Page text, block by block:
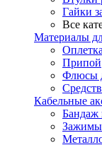
Гайки
Все
Материалы
Припой
Флюсы
Кабельные
Бандаж
Зажимы